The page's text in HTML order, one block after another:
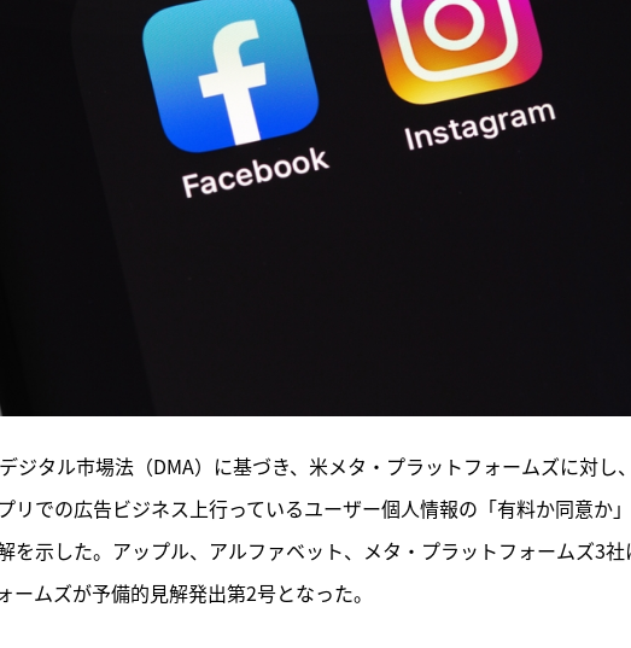
ジタル市場法（DMA）に基づき、米メタ・プラットフォームズに対し
リでの広告ビジネス上行っているユーザー個人情報の「有料か同意か
を示した。アップル、アルファベット、メタ・プラットフォームズ3
ームズが予備的見解発出第2号となった。